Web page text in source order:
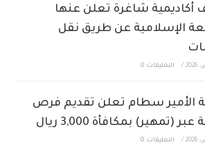
أكاديمية شاغرة تعلن عنها
الإسلامية عن طريق نقل
/ التعليقات: 0
الأمير سطام تعلن تقديم فرص
عبر (تمهير) بمكافأة 3,000 ريال
/ التعليقات: 0